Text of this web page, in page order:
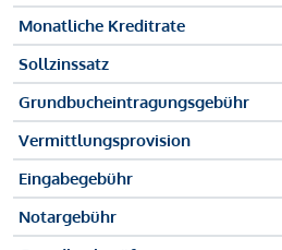
Monatliche Kreditrate
Sollzinssatz
Grundbucheintragungsgebühr
Vermittlungsprovision
Eingabegebühr
Notargebühr